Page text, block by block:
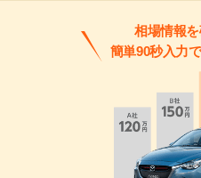
相場情報
簡単90秒入力